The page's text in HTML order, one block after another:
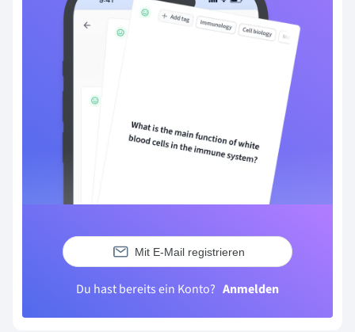
Mit E-Mail registrieren
Du hast bereits ein Konto? Anmelden